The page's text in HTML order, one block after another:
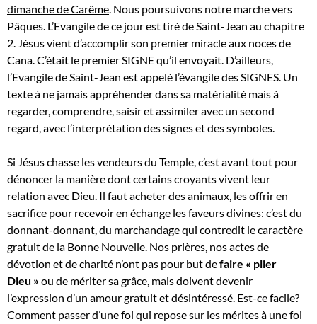
dimanche de Carême. Nous poursuivons notre marche vers
Pâques. L’Evangile de ce jour est tiré de Saint-Jean au chapitre
2. Jésus vient d’accomplir son premier miracle aux noces de
Cana. C’était le premier SIGNE qu’il envoyait. D’ailleurs,
l’Evangile de Saint-Jean est appelé l’évangile des SIGNES. Un
texte à ne jamais appréhender dans sa matérialité mais à
regarder, comprendre, saisir et assimiler avec un second
regard, avec l’interprétation des signes et des symboles.
Si Jésus chasse les vendeurs du Temple, c’est avant tout pour
dénoncer la manière dont certains croyants vivent leur
relation avec Dieu. Il faut acheter des animaux, les offrir en
sacrifice pour recevoir en échange les faveurs divines: c’est du
donnant-donnant, du marchandage qui contredit le caractère
gratuit de la Bonne Nouvelle. Nos prières, nos actes de
dévotion et de charité n’ont pas pour but defaire « plier
Dieu » ou de mériter sa grâce, mais doivent devenir
l’expression d’un amour gratuit et désintéressé. Est-ce facile?
Comment passer d’une foi qui repose sur les mérites à une foi